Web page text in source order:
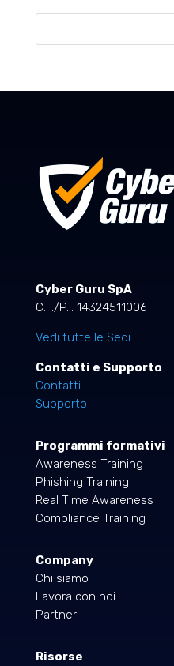
Cyber Guru SpA
C.F./P.I. 14324511006
Vedi tutte le Sedi
Contatti e Supporto
Contatti
Supporto
Programmi formativi
Awareness Training
Phishing Training
Real Time Awareness
Compliance Training
Company
Chi siamo
Lavora con noi
Partner
Risorse